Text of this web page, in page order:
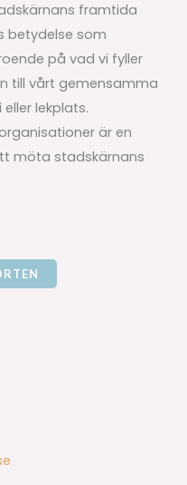
framtida
betydelse som
på vad vi fyller
till vårt gemensamma
lekplats.
är en
möta stadskärnans